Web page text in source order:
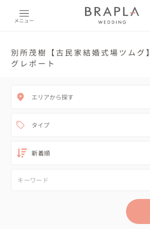
メニュー
別所茂樹【古民家結婚式場ツムグ
グレポート
エリアから探す
タイプ